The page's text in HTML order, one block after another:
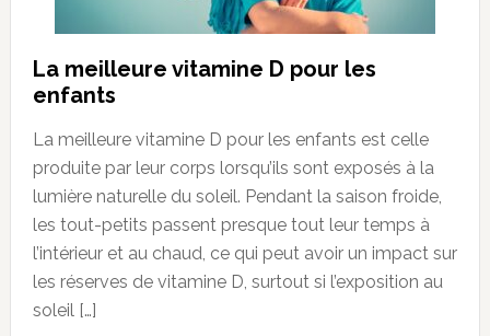
La meilleure vitamine D pour les
enfants
La meilleure vitamine D pour les enfants est celle
produite par leur corps lorsqu’ils sont exposés à la
lumière naturelle du soleil. Pendant la saison froide,
les tout-petits passent presque tout leur temps à
l’intérieur et au chaud, ce qui peut avoir un impact sur
les réserves de vitamine D, surtout si l’exposition au
soleil […]